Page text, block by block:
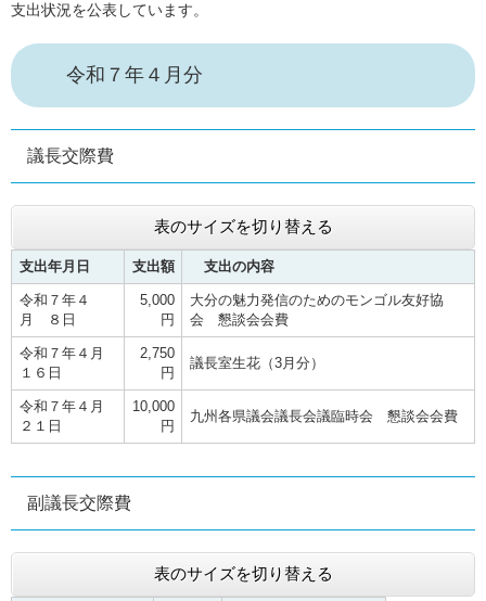
支出状況を公表しています。
令和７年４月分
議長交際費
表のサイズを切り替える
支出年月日 支出額 支出の内容
令和７年４
月 ８日
5,000
円
大分の魅力発信のためのモンゴル友好協
会 懇談会会費
令和７年４月
１６日
2,750
円
議長室生花（3月分）
令和７年４月
２１日
10,000
円
九州各県議会議長会議臨時会 懇談会会費
副議長交際費
表のサイズを切り替える